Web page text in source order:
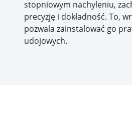
stopniowym nachyleniu,
precyzję i dokładność. To,
pozwala zainstalować go
udojowych.